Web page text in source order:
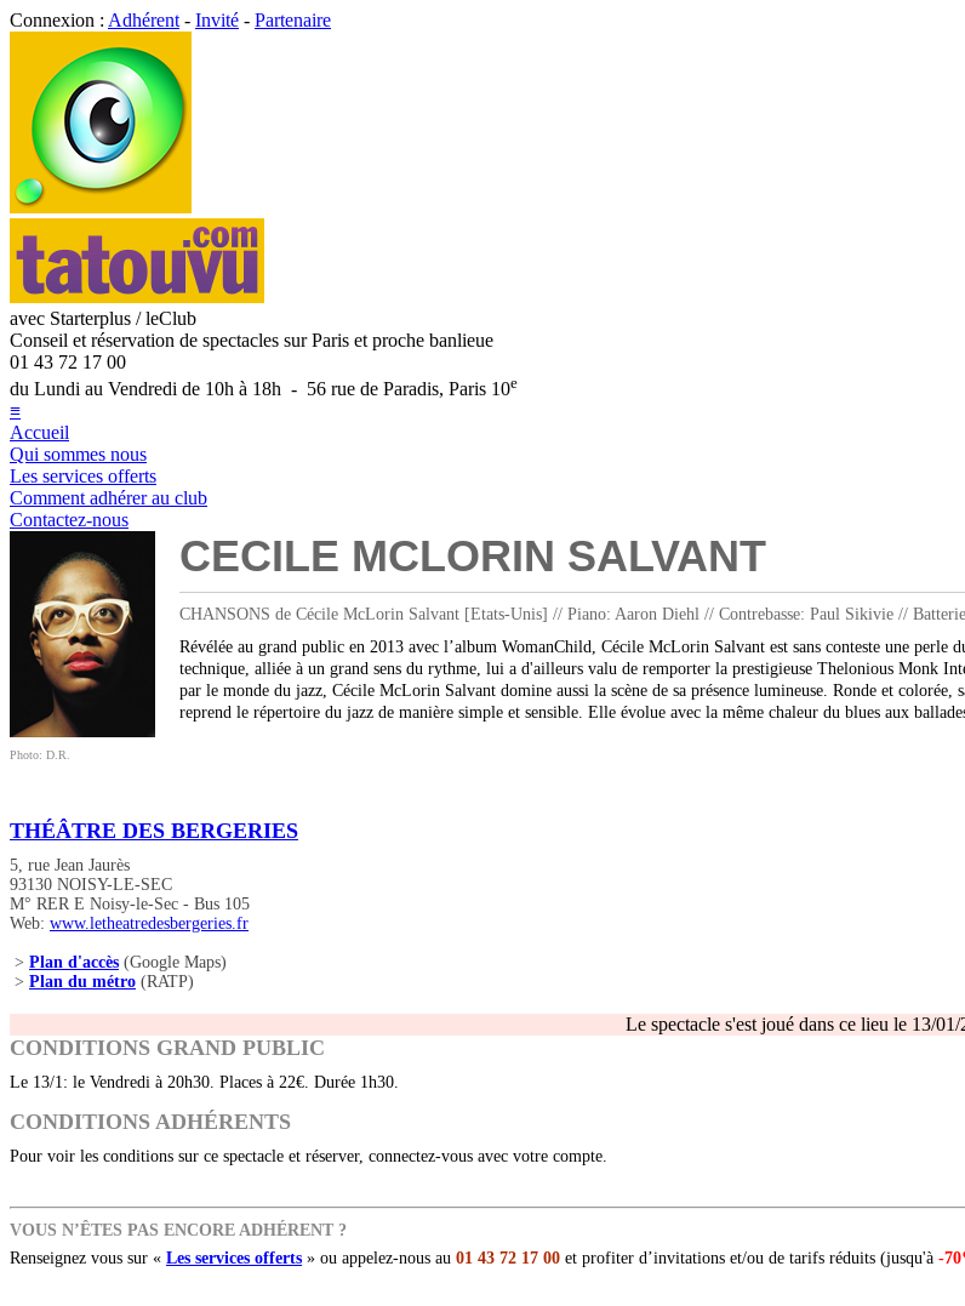
Connexion : Adhérent - Invité - Partenaire
avec Starterplus / leClub
Conseil et réservation de spectacles sur Paris et proche banlieue
01 43 72 17 00
du Lundi au Vendredi de 10h à 18h - 56 rue de Paradis, Paris 10e
≡
Accueil
Qui sommes nous
Les services offerts
Comment adhérer au club
Contactez-nous
Photo: D.R.
CECILE MCLORIN SALVANT
CHANSONS de Cécile McLorin Salvant [Etats-Unis] // Piano: Aaron Diehl // Contrebasse: Paul Sikivie //
Révélée au grand public en 2013 avec l’album WomanChild, Cécile McLorin Salvant est sans conteste une
technique, alliée à un grand sens du rythme, lui a d'ailleurs valu de remporter la prestigieuse Thelonious Monk
par le monde du jazz, Cécile McLorin Salvant domine aussi la scène de sa présence lumineuse. Ronde et
reprend le répertoire du jazz de manière simple et sensible. Elle évolue avec la même chaleur du blues aux
THÉÂTRE DES BERGERIES
5, rue Jean Jaurès
93130 NOISY-LE-SEC
M° RER E Noisy-le-Sec - Bus 105
Web: www.letheatredesbergeries.fr
> Plan d'accès (Google Maps)
> Plan du métro (RATP)
Le spectacle s'est joué dans ce lieu le 13/01/
CONDITIONS GRAND PUBLIC
Le 13/1: le Vendredi à 20h30. Places à 22€. Durée 1h30.
CONDITIONS ADHÉRENTS
Pour voir les conditions sur ce spectacle et réserver, connectez-vous avec votre compte.
VOUS N’ÊTES PAS ENCORE ADHÉRENT ?
Renseignez vous sur « Les services offerts » ou appelez-nous au 01 43 72 17 00 et profiter d’invitations et/ou de tarifs réduits (jusqu'à -